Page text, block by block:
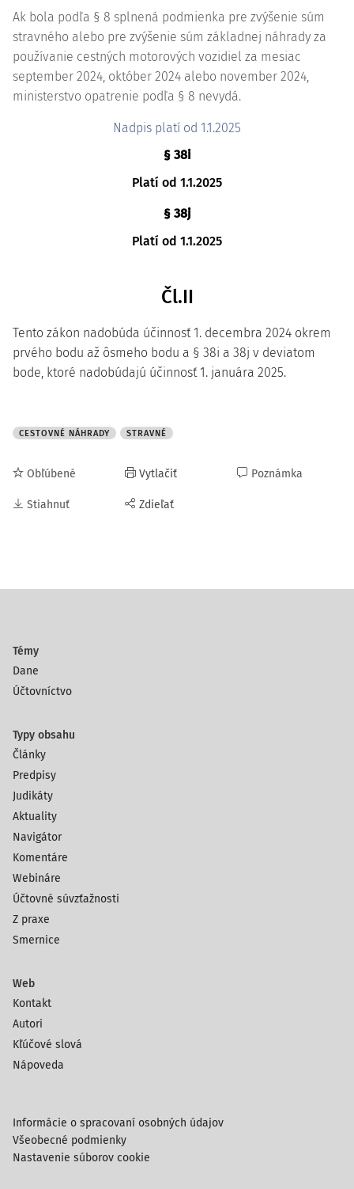
Ak bola podľa § 8 splnená podmienka pre zvýšenie súm
stravného alebo pre zvýšenie súm základnej náhrady za
používanie cestných motorových vozidiel za mesiac
september 2024, október 2024 alebo november 2024,
ministerstvo opatrenie podľa § 8 nevydá.
Nadpis platí od 1.1.2025
§ 38i
Platí od 1.1.2025
§ 38j
Platí od 1.1.2025
Čl.II
Tento zákon nadobúda účinnosť 1. decembra 2024 okrem
prvého bodu až ôsmeho bodu a § 38i a 38j v deviatom
bode, ktoré nadobúdajú účinnosť 1. januára 2025.
CESTOVNÉ NÁHRADY STRAVNÉ
Obľúbené
Stiahnuť
Vytlačiť
Zdieľať
Poznámka
Témy
Dane
Účtovníctvo
Typy obsahu
Články
Predpisy
Judikáty
Aktuality
Navigátor
Komentáre
Webináre
Účtovné súvzťažnosti
Z praxe
Smernice
Web
Kontakt
Autori
Kľúčové slová
Nápoveda
Informácie o spracovaní osobných údajov
Všeobecné podmienky
Nastavenie súborov cookie